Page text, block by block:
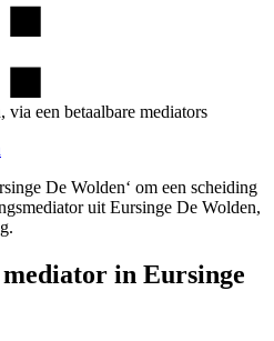
een betaalbare mediators
De Wolden‘ om een scheiding
uit Eursinge De Wolden,
in Eursinge